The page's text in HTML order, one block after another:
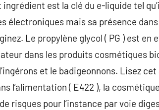
est la clé du e-liquide tel
électroniques mais sa présence
Le propylène glycol ( PG ) est
dans les produits cosmétiques
et le badigeonnons. Lisez
l’alimentation ( E422 ), la
risques pour l’instance par voie